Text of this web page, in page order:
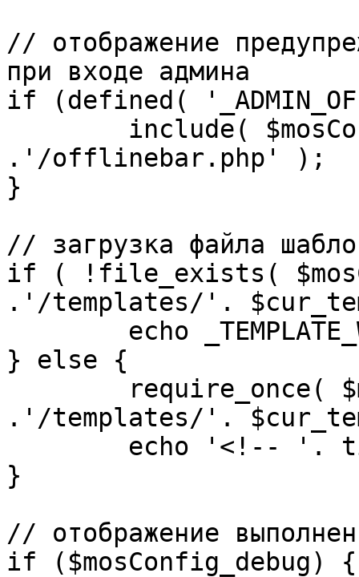
// отображение
при входе админа
if (defined(
.'/offlinebar.php' );
}
// загрузка файла
if ( !file_exists(
.'/templates/'.
} else {
.'/templates/'.
}
// отображение
if ($mosConfig_debug) {